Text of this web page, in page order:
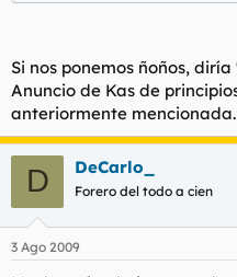
Si nos ponemos ñoños,
Anuncio de Kas de
anteriormente mencionada.
D DeCarlo_
Forero del todo a cien
3 Ago 2009